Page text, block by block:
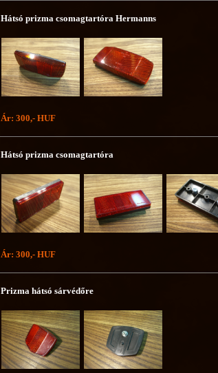
Hátsó prizma csomagtartóra Hermanns
Ár: 300,- HUF
Hátsó prizma csomagtartóra
Ár: 300,- HUF
Prizma hátsó sárvédőre